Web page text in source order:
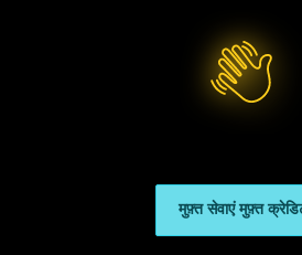
मुफ़्त सेवाएं मुफ़्त